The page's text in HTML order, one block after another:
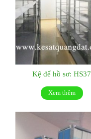
Kệ để hồ sơ: HS37
Xem thêm